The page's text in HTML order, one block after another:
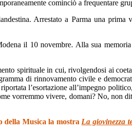
cominciò a frequentare
Arrestato a Parma una prima
il 10 novembre. Alla sua memoria
spirituale in cui, rivolgendosi ai
di rinnovamento civile e
l’esortazione all’impegno
vorremmo vivere, domani? No, non
della Musica la mostra La giovinezza